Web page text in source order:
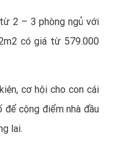
2 – 3 phòng ngủ với
có giá từ 579.000
cơ hội cho con cái
để cộng điểm nhà đầu
lai.